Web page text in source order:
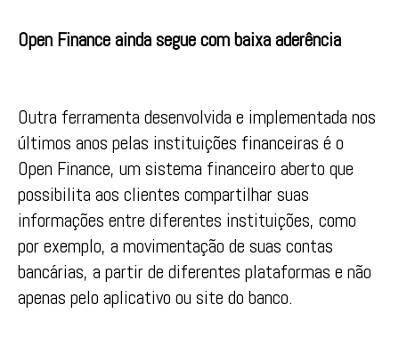
Open Finance ainda segue com baixa aderência
Outra ferramenta desenvolvida e implementada nos
últimos anos pelas instituições financeiras é o
Open Finance, um sistema financeiro aberto que
possibilita aos clientes compartilhar suas
informações entre diferentes instituições, como
por exemplo, a movimentação de suas contas
bancárias, a partir de diferentes plataformas e não
apenas pelo aplicativo ou site do banco.